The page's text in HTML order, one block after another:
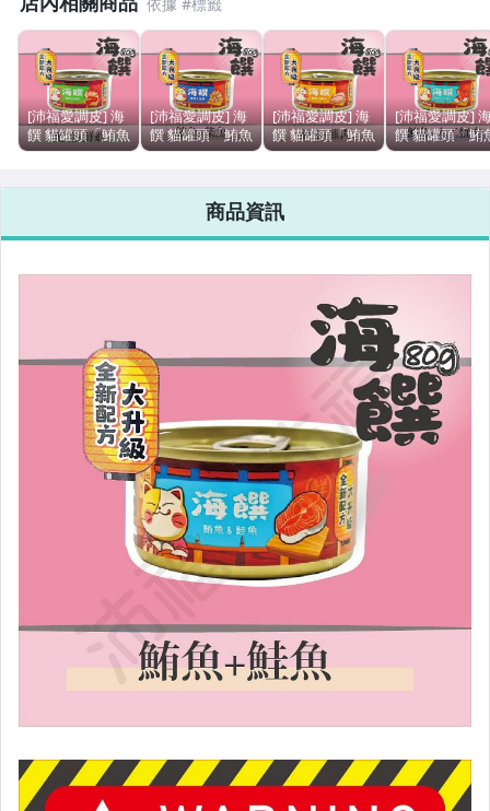
[沛福愛調皮] 海
饌 貓罐頭「鮪魚
+鮮蝦 80g」貓
肉罐 頂級鮪魚
[沛福愛調皮] 海
饌 貓罐頭「鮪魚
+柴魚 80g」貓
肉罐 頂級鮪魚
【MJ^C03-
[沛福愛調皮] 海
饌 貓罐頭「鮪魚
+雞肉 80g」貓
肉罐 頂級鮪魚
【MJ^C03-
02/06】
[沛福愛調皮]
饌 貓罐頭「鮪
+人工蟹肉
貓食 白肉罐 頂
02/07】
商品資訊